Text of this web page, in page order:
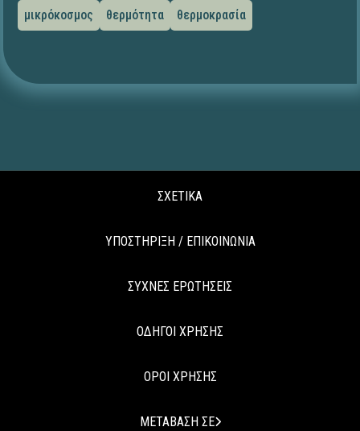
μικρόκοσμος
θερμότητα θερμοκρασία
ΣΧΕΤΙΚΑ
ΥΠΟΣΤΗΡΙΞΗ / ΕΠΙΚΟΙΝΩΝΙΑ
ΣΥΧΝΕΣ ΕΡΩΤΗΣΕΙΣ
ΟΔΗΓΟΙ ΧΡΗΣΗΣ
ΟΡΟΙ ΧΡΗΣΗΣ
ΜΕΤΑΒΑΣΗ ΣΕ